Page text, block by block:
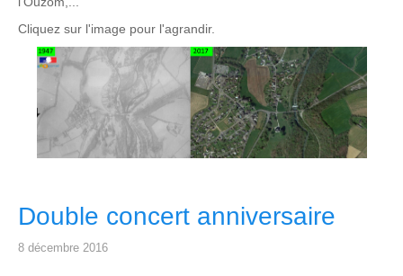
Cliquez sur l'image pour l'agrandir.
Double concert anniversaire
8 décembre 2016